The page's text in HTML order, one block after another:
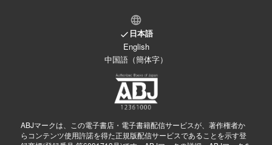
日本語
English
中国語（簡体字）
ABJマークは、この電子書店・電子書籍配信サービスが、著作権者か
らコンテンツ使用許諾を得た正規版配信サービスであることを示す登